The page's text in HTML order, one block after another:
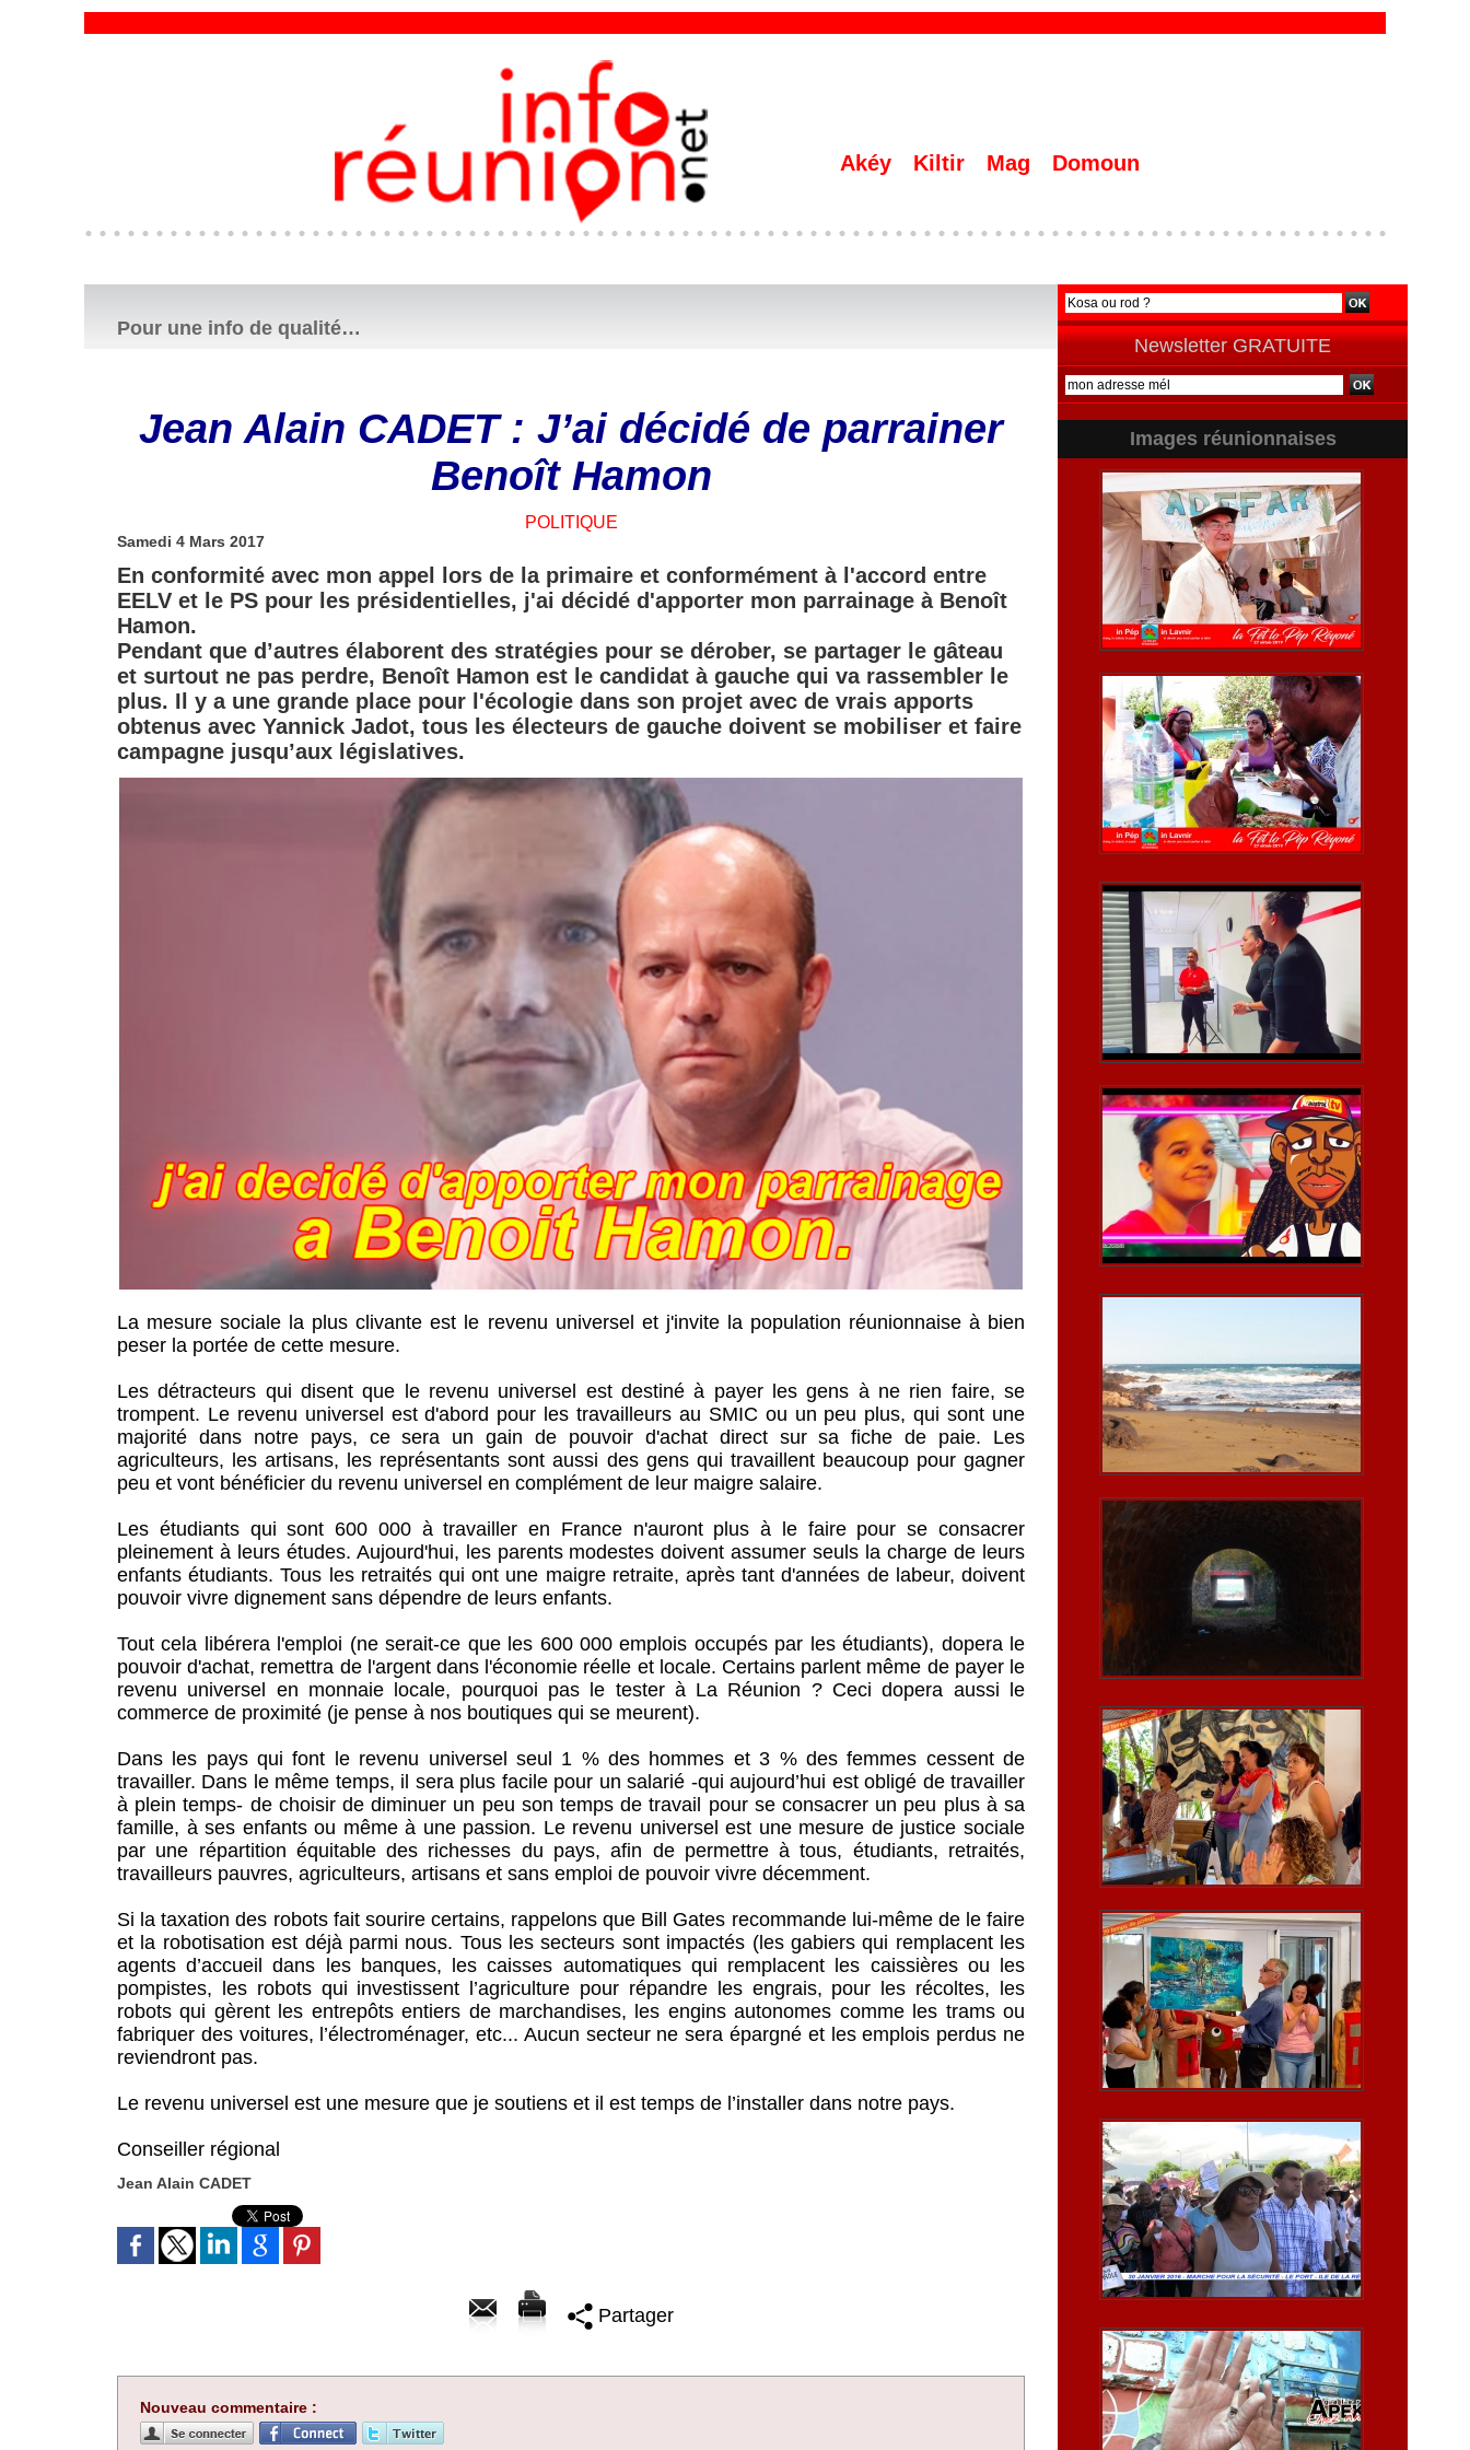
Akéy Kiltir Mag Domoun
Pour une info de qualité…
​Jean Alain CADET : J’ai décidé de parrainer
Benoît Hamon
POLITIQUE
Samedi 4 Mars 2017
En conformité avec mon appel lors de la primaire et conformément à l'accord entre
EELV et le PS pour les présidentielles, j'ai décidé d'apporter mon parrainage à Benoît
Hamon.
Pendant que d’autres élaborent des stratégies pour se dérober, se partager le gâteau
et surtout ne pas perdre, Benoît Hamon est le candidat à gauche qui va rassembler le
plus. Il y a une grande place pour l'écologie dans son projet avec de vrais apports
obtenus avec Yannick Jadot, tous les électeurs de gauche doivent se mobiliser et faire
campagne jusqu’aux législatives.
La mesure sociale la plus clivante est le revenu universel et j'invite la population réunionnaise à bien
peser la portée de cette mesure.
Les détracteurs qui disent que le revenu universel est destiné à payer les gens à ne rien faire, se
trompent. Le revenu universel est d'abord pour les travailleurs au SMIC ou un peu plus, qui sont une
majorité dans notre pays, ce sera un gain de pouvoir d'achat direct sur sa fiche de paie. Les
agriculteurs, les artisans, les représentants sont aussi des gens qui travaillent beaucoup pour gagner
peu et vont bénéficier du revenu universel en complément de leur maigre salaire.
Les étudiants qui sont 600 000 à travailler en France n'auront plus à le faire pour se consacrer
pleinement à leurs études. Aujourd'hui, les parents modestes doivent assumer seuls la charge de leurs
enfants étudiants. Tous les retraités qui ont une maigre retraite, après tant d'années de labeur, doivent
pouvoir vivre dignement sans dépendre de leurs enfants.
Tout cela libérera l'emploi (ne serait-ce que les 600 000 emplois occupés par les étudiants), dopera le
pouvoir d'achat, remettra de l'argent dans l'économie réelle et locale. Certains parlent même de payer le
revenu universel en monnaie locale, pourquoi pas le tester à La Réunion ? Ceci dopera aussi le
commerce de proximité (je pense à nos boutiques qui se meurent).
Dans les pays qui font le revenu universel seul 1 % des hommes et 3 % des femmes cessent de
travailler. Dans le même temps, il sera plus facile pour un salarié -qui aujourd’hui est obligé de travailler
à plein temps- de choisir de diminuer un peu son temps de travail pour se consacrer un peu plus à sa
famille, à ses enfants ou même à une passion. Le revenu universel est une mesure de justice sociale
par une répartition équitable des richesses du pays, afin de permettre à tous, étudiants, retraités,
travailleurs pauvres, agriculteurs, artisans et sans emploi de pouvoir vivre décemment.
Si la taxation des robots fait sourire certains, rappelons que Bill Gates recommande lui-même de le faire
et la robotisation est déjà parmi nous. Tous les secteurs sont impactés (les gabiers qui remplacent les
agents d’accueil dans les banques, les caisses automatiques qui remplacent les caissières ou les
pompistes, les robots qui investissent l’agriculture pour répandre les engrais, pour les récoltes, les
robots qui gèrent les entrepôts entiers de marchandises, les engins autonomes comme les trams ou
fabriquer des voitures, l’électroménager, etc... Aucun secteur ne sera épargné et les emplois perdus ne
reviendront pas.
Le revenu universel est une mesure que je soutiens et il est temps de l’installer dans notre pays.
Conseiller régional
Jean Alain CADET
Partager
Nouveau commentaire :
Newsletter GRATUITE
Images réunionnaises